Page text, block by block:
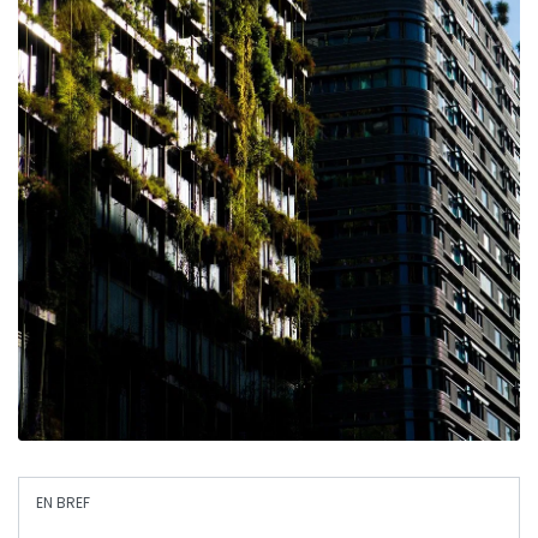
EN BREF